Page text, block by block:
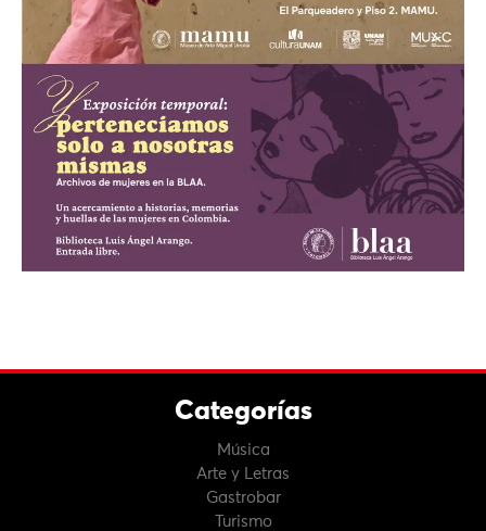
Categorías
Música
Arte y Letras
Gastrobar
Turismo